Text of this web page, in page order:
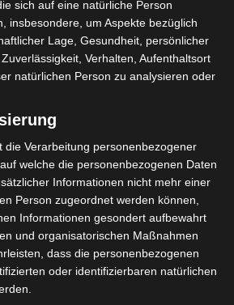
sich auf eine natürliche Person
insbesondere, um Aspekte bezüglich
Lage, Gesundheit, persönlicher
Verhalten, Aufenthaltsort
natürlichen Person zu analysieren oder
die Verarbeitung personenbezogener
welche die personenbezogenen Daten
Informationen nicht mehr einer
Person zugeordnet werden können,
Informationen gesondert aufbewahrt
und organisatorischen Maßnahmen
dass die personenbezogenen
oder identifizierbaren natürlichen